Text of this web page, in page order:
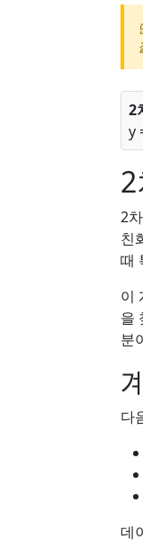
2
y
2
친
때
이
을
분
다
데